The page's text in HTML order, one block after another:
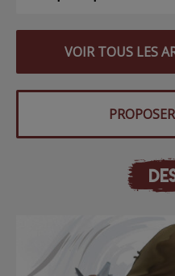
VOIR TOUS LES